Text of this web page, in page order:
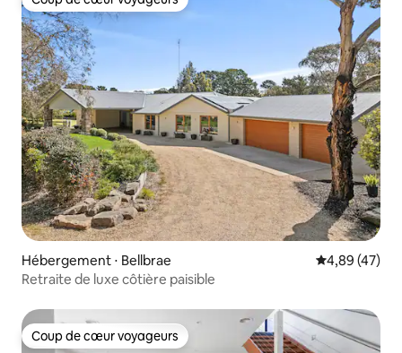
Coup de cœur voyageurs
Hébergement ⋅ Bellbrae Évaluation
4,89 (47)
Retraite de luxe côtière paisible
Coup de cœur voyageurs
Coup de cœur voyageurs